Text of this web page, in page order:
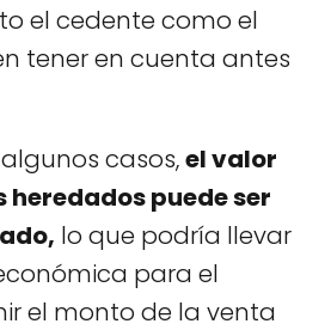
el cedente como el
tener en cuenta antes
casos,el valor
heredados puede ser
lo que podría llevar
para el
el monto de la venta